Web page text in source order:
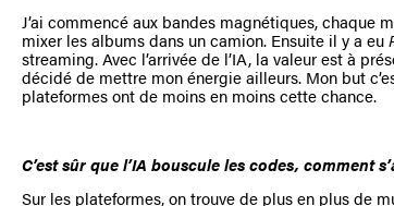
J’ai commencé aux bandes magnétiques, chaque
mixer les albums dans un camion. Ensuite il y a eu
streaming. Avec l’arrivée de l’IA, la valeur est à
décidé de mettre mon énergie ailleurs. Mon but
plateformes ont de moins en moins cette chance.
C’est sûr que l’IA bouscule les codes, comment
Sur les plateformes, on trouve de plus en plus de